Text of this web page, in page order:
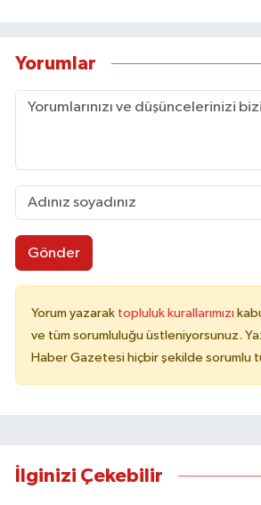
Yorumlar
Gönder
Yorum yazarak topluluk kurallarımızı
ve tüm sorumluluğu üstleniyorsunuz.
Haber Gazetesi hiçbir şekilde sorumlu
İlginizi Çekebilir